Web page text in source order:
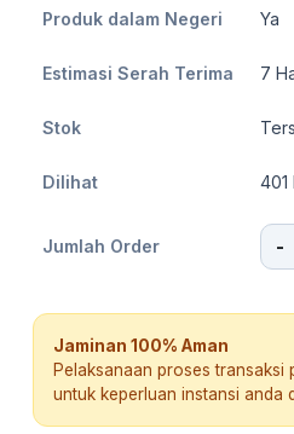
Produk dalam Negeri Ya
Estimasi Serah Terima 7
Stok
Dilihat 401
Jumlah Order -
Jaminan 100% Aman
Pelaksanaan proses
untuk keperluan instansi anda